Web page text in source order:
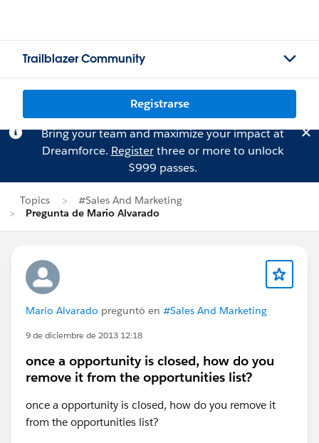
Trailblazer Community
Registrarse
Bring your team and maximize your impact at
Dreamforce. Registerthree or more to unlock
$999 passes.
Topics
#Sales And Marketing
Pregunta de Mario Alvarado
Mario Alvarado preguntó en #Sales And Marketing
9 de diciembre de 2013 12:18
once a opportunity is closed, how do you
remove it from the opportunities list?
once a opportunity is closed, how do you remove it
from the opportunities list?